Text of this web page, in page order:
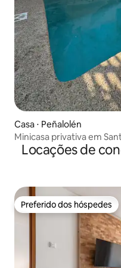
Casa ⋅ Peñalolén
Minicasa privativa em
hidromassagem
Locações de
Preferido dos hóspedes
Preferido dos hóspedes